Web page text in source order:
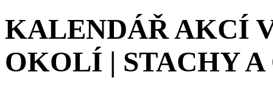
KALENDÁŘ AKCÍ
OKOLÍ | STACHY